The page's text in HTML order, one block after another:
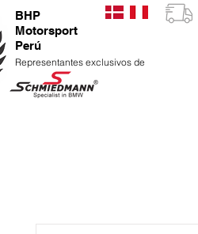
BHP
Motorsport
Perú
Representantes exclusivos de